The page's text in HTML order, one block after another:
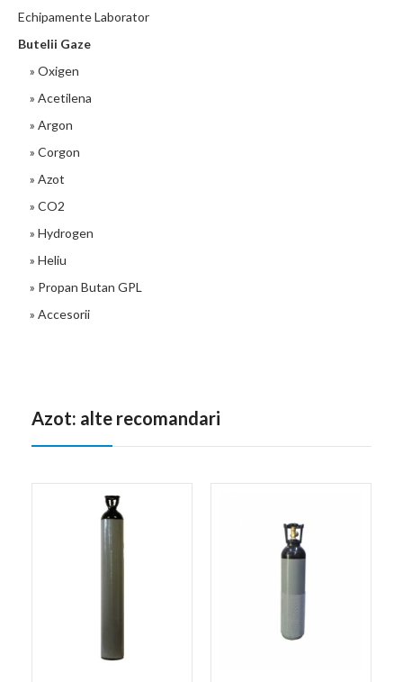
Echipamente Laborator
Butelii Gaze
» Oxigen
» Acetilena
» Argon
» Corgon
» Azot
» CO2
» Hydrogen
» Heliu
» Propan Butan GPL
» Accesorii
Azot: alte recomandari